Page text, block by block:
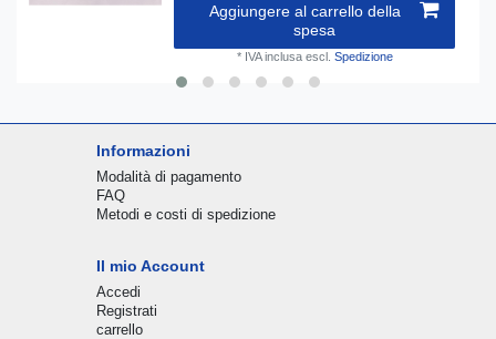
Aggiungere al carrello della
spesa
* IVA inclusaescl. Spedizione
Informazioni
Modalità di pagamento
FAQ
Metodi e costi di spedizione
Il mio Account
Accedi
Registrati
carrello